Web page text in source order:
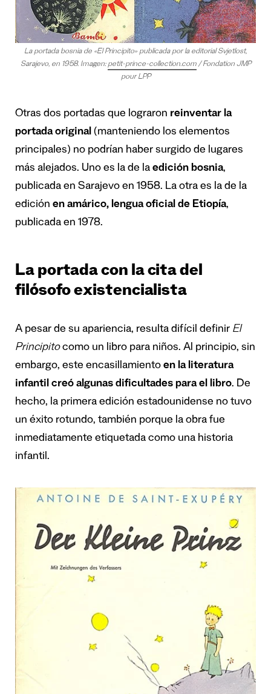
La portada bosnia de «El Principito» publicada por la editorial Svjetlost,
Sarajevo, en 1958. Imagen:petit-prince-collection.com/ Fondation JMP
pour LPP
Otras dos portadas que lograron reinventar la
portada original (manteniendo los elementos
principales) no podrían haber surgido de lugares
más alejados. Uno es la de la edición bosnia,
publicada en Sarajevo en 1958. La otra es la de la
edición en amárico, lengua oficial de Etiopía,
publicada en 1978.
La portada con la cita del
filósofo existencialista
A pesar de su apariencia, resulta difícil definir El
Principitocomo un libro para niños. Al principio, sin
embargo, este encasillamiento en la literatura
infantil creó algunas dificultades para el libro. De
hecho, la primera edición estadounidense no tuvo
un éxito rotundo, también porque la obra fue
inmediatamente etiquetada como una historia
infantil.